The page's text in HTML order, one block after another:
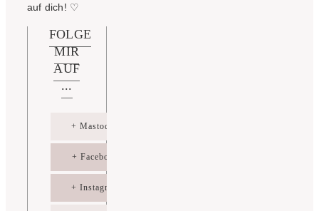
auf dich! ♡
FOLGE
MIR
AUF
...
+ Mastodon
+ Facebook
+ Instagram